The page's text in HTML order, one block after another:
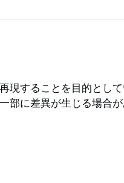
現することを目的とし
部に差異が生じる場合